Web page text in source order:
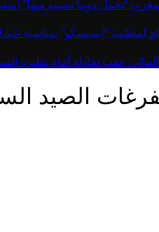
“تحمل دوما نصيبه منها”
لمنظمة “إيسيسكو” بمناسبة
عقب تعادله أمام نظيره
الصيد الساحلي